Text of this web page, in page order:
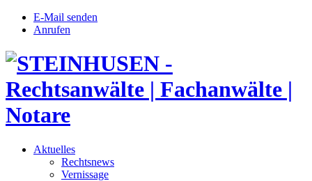
E-Mail senden
Anrufen
Aktuelles
Rechtsnews
Vernissage